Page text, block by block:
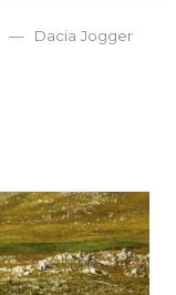
Dacia Jogger